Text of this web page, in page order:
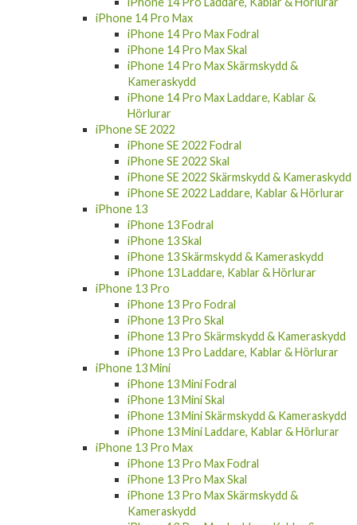
iPhone 14 Pro
iPhone 14 Pro Fodral
iPhone 14 Pro Skal
iPhone 14 Pro Skärmskydd & Kameraskydd
iPhone 14 Pro Laddare, Kablar & Hörlurar
iPhone 14 Pro Max
iPhone 14 Pro Max Fodral
iPhone 14 Pro Max Skal
iPhone 14 Pro Max Skärmskydd &
Kameraskydd
iPhone 14 Pro Max Laddare, Kablar &
Hörlurar
iPhone SE 2022
iPhone SE 2022 Fodral
iPhone SE 2022 Skal
iPhone SE 2022 Skärmskydd & Kameraskydd
iPhone SE 2022 Laddare, Kablar & Hörlurar
iPhone 13
iPhone 13 Fodral
iPhone 13 Skal
iPhone 13 Skärmskydd & Kameraskydd
iPhone 13 Laddare, Kablar & Hörlurar
iPhone 13 Pro
iPhone 13 Pro Fodral
iPhone 13 Pro Skal
iPhone 13 Pro Skärmskydd & Kameraskydd
iPhone 13 Pro Laddare, Kablar & Hörlurar
iPhone 13 Mini
iPhone 13 Mini Fodral
iPhone 13 Mini Skal
iPhone 13 Mini Skärmskydd & Kameraskydd
iPhone 13 Mini Laddare, Kablar & Hörlurar
iPhone 13 Pro Max